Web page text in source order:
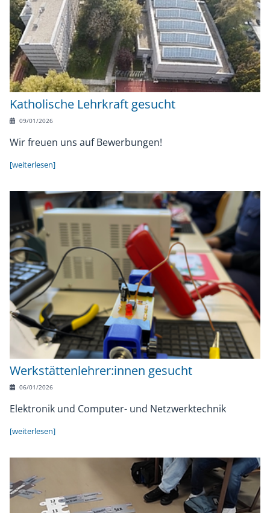
Katholische Lehrkraft gesucht
09/01/2026
Wir freuen uns auf Bewerbungen!
[weiterlesen]
Werkstättenlehrer:innen gesucht
06/01/2026
Elektronik und Computer- und Netzwerktechnik
[weiterlesen]